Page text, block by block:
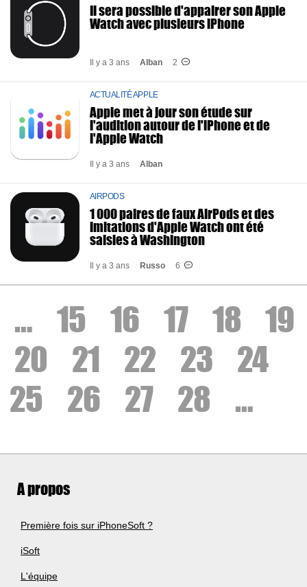
Il sera possible d'appairer son Apple
Watch avec plusieurs iPhone
Il y a 3 ans Alban 2
ACTUALITÉ APPLE
Apple met à jour son étude sur
l'audition autour de l'iPhone et de
l'Apple Watch
Il y a 3 ans Alban
AIRPODS
1 000 paires de faux AirPods et des
imitations d'Apple Watch ont été
saisies à Washington
Il y a 3 ans Russo 6
… 15 16 17 18 19
20 21 22 23 24
25 26 27 28 …
A propos
Première fois sur iPhoneSoft ?
iSoft
L'équipe